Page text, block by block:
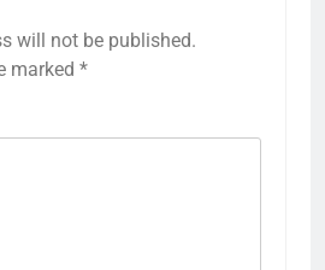
will not be published.
marked *